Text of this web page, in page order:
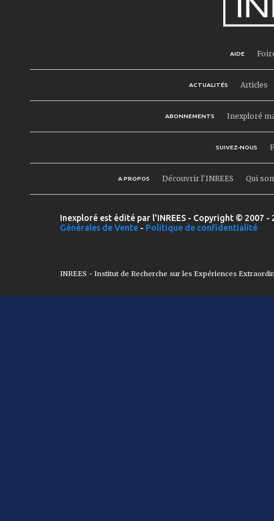
AIDE
ACTUALITÉS Articles
ABONNEMENTS Inexploré
SUIVEZ-NOUS
A PROPOS Découvrir l'INREES Qui
Inexploré est édité par l'INREES - Copyright © 2007
Générales de Vente - Politique de confidentialité
INREES - Institut de Recherche sur les Expériences